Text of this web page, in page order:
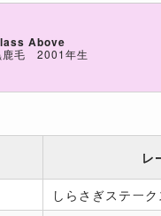
Above
鹿毛 2001年生
レ
しらさぎステーク